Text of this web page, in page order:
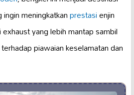
meningkatkanprestasienjin
yang lebih mantap sambil
piawaian keselamatan dan